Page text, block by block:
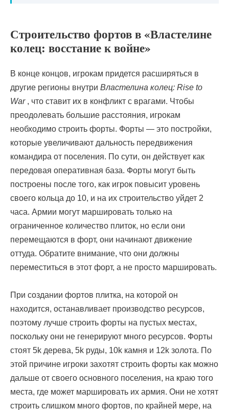
Строительство фортов в «Властелине
колец: восстание к войне»
В конце концов, игрокам придется расширяться в
другие регионы внутри Властелина колец: Rise to
War, что ставит их в конфликт с врагами. Чтобы
преодолевать большие расстояния, игрокам
необходимо строить форты. Форты — это постройки,
которые увеличивают дальность передвижения
командира от поселения. По сути, он действует как
передовая оперативная база. Форты могут быть
построены после того, как игрок повысит уровень
своего кольца до 10, и на их строительство уйдет 2
часа. Армии могут маршировать только на
ограниченное количество плиток, но если они
перемещаются в форт, они начинают движение
оттуда. Обратите внимание, что они должны
переместиться в этот форт, а не просто маршировать.
При создании фортов плитка, на которой он
находится, останавливает производство ресурсов,
поэтому лучше строить форты на пустых местах,
поскольку они не генерируют много ресурсов. Форты
стоят 5k дерева, 5k руды, 10k камня и 12k золота. По
этой причине игроки захотят строить форты как можно
дальше от своего основного поселения, на краю того
места, где может маршировать их армия. Они не хотят
строить слишком много фортов, по крайней мере, на